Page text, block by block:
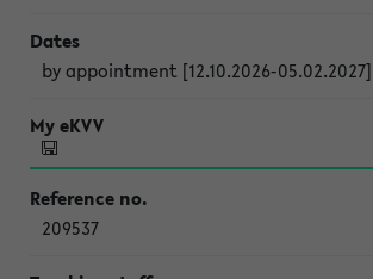
by appointment [12.10.2026-05.02.2027]
209537